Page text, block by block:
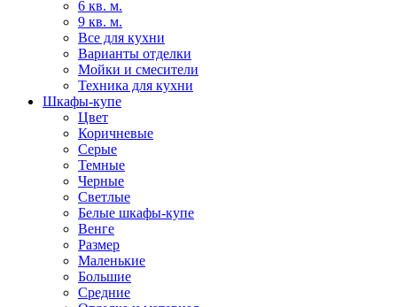
6 кв. м.
9 кв. м.
Все для кухни
Варианты отделки
Мойки и смесители
Техника для кухни
Шкафы-купе
Цвет
Коричневые
Серые
Темные
Черные
Светлые
Белые шкафы-купе
Венге
Размер
Маленькие
Большие
Средние